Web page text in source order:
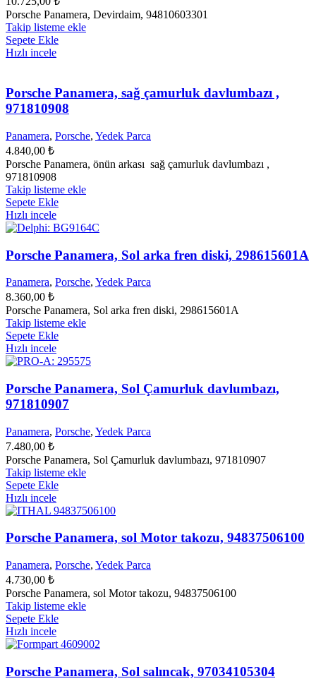
Porsche Panamera, Devirdaim, 94810603301
Takip listeme ekle
Sepete Ekle
Hızlı incele
Porsche Panamera, sağ çamurluk davlumbazı ,
971810908
Panamera, Porsche, Yedek Parca
4.840,00 ₺
Porsche Panamera, önün arkası sağ çamurluk davlumbazı ,
971810908
Takip listeme ekle
Sepete Ekle
Hızlı incele
Porsche Panamera, Sol arka fren diski, 298615601A
Panamera, Porsche, Yedek Parca
8.360,00 ₺
Porsche Panamera, Sol arka fren diski, 298615601A
Takip listeme ekle
Sepete Ekle
Hızlı incele
Porsche Panamera, Sol Çamurluk davlumbazı,
971810907
Panamera, Porsche, Yedek Parca
7.480,00 ₺
Porsche Panamera, Sol Çamurluk davlumbazı, 971810907
Takip listeme ekle
Sepete Ekle
Hızlı incele
Porsche Panamera, sol Motor takozu, 94837506100
Panamera, Porsche, Yedek Parca
4.730,00 ₺
Porsche Panamera, sol Motor takozu, 94837506100
Takip listeme ekle
Sepete Ekle
Hızlı incele
Porsche Panamera, Sol salıncak, 97034105304